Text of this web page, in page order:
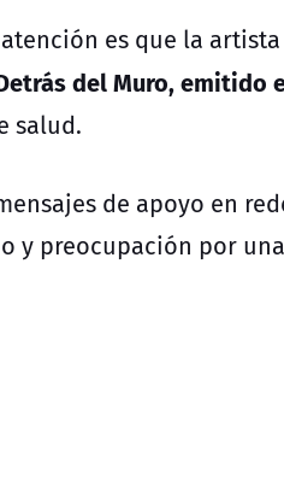
es que la
del Muro, emitido
salud.
de apoyo en
y preocupación por